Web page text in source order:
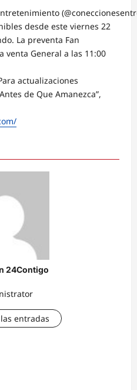
desde este viernes 22
La preventa Fan
venta General a las 11:00
actualizaciones
de Que Amanezca”,
24Contigo
entradas